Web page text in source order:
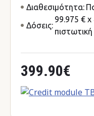
399.90€
Διαθεσιμότητα:
Δόσεις:
99.975 € x
πιστωτική